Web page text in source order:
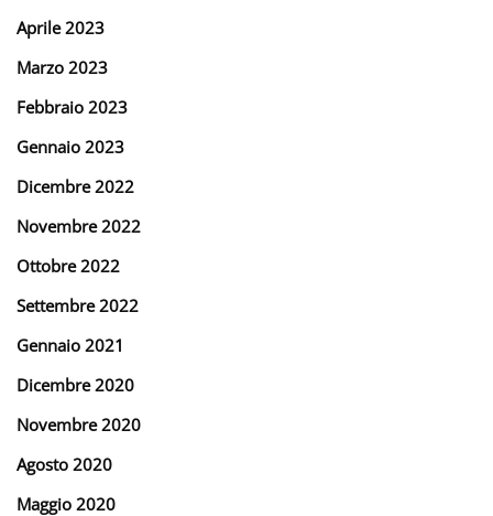
Aprile 2023
Marzo 2023
Febbraio 2023
Gennaio 2023
Dicembre 2022
Novembre 2022
Ottobre 2022
Settembre 2022
Gennaio 2021
Dicembre 2020
Novembre 2020
Agosto 2020
Maggio 2020